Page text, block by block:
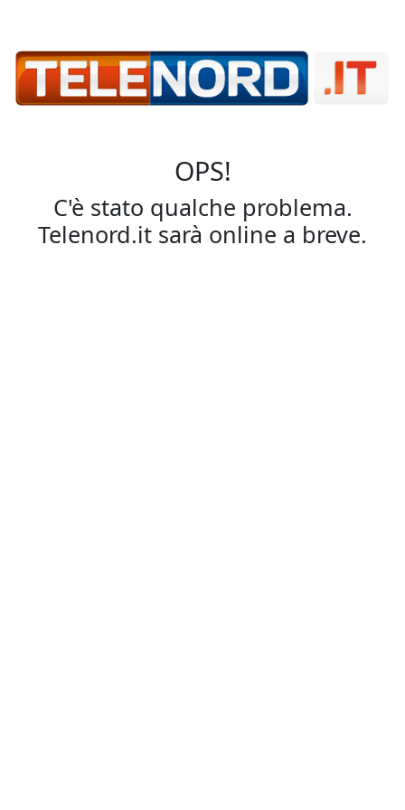
OPS!
C'è stato qualche problema.
Telenord.it sarà online a breve.